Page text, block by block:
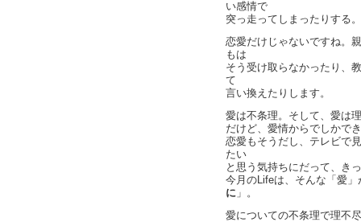
い感情で
突っ走ってしまったりする。
恋愛だけじゃないですね。
もは
そう受け取らなかったり、
て
言い換えたりします。
愛は不条理。そして、愛は
だけど、愛情からでしかで
恋愛もそうだし、テレビで
たい
と思う気持ちにだって、き
今月のLifeは、そんな「愛
に 」。
愛についての不条理で理不